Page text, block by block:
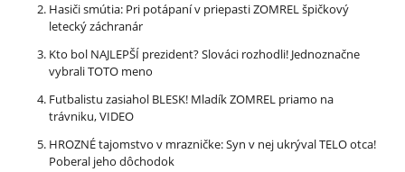
Hasiči smútia: Pri potápaní v priepasti ZOMREL špičkový
letecký záchranár
Kto bol NAJLEPŠÍ prezident? Slováci rozhodli! Jednoznačne
vybrali TOTO meno
Futbalistu zasiahol BLESK! Mladík ZOMREL priamo na
trávniku, VIDEO
HROZNÉ tajomstvo v mrazničke: Syn v nej ukrýval TELO otca!
Poberal jeho dôchodok